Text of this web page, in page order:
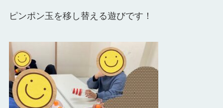
ピンポン玉を移し替える遊びです！